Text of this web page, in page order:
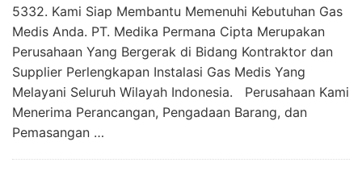
5332. Kami Siap Membantu Memenuhi Kebutuhan Gas
Medis Anda. PT. Medika Permana Cipta Merupakan
Perusahaan Yang Bergerak di Bidang Kontraktor dan
Supplier Perlengkapan Instalasi Gas Medis Yang
Melayani Seluruh Wilayah Indonesia. Perusahaan Kami
Menerima Perancangan, Pengadaan Barang, dan
Pemasangan …